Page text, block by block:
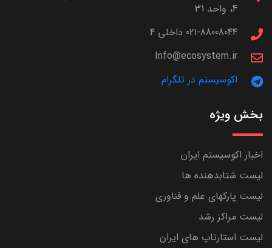
4، واحد 31
021-88008044 داخلی 4
Info@ecosystem.ir
اکوسیستم در تلگرام
بخش ویژه
اخبار اکوسیستم ایران
لیست شتابدهنده ها
لیست پارکهای علم و فناوری
لیست مراکز رشد
لیست استارتاپ های ایران